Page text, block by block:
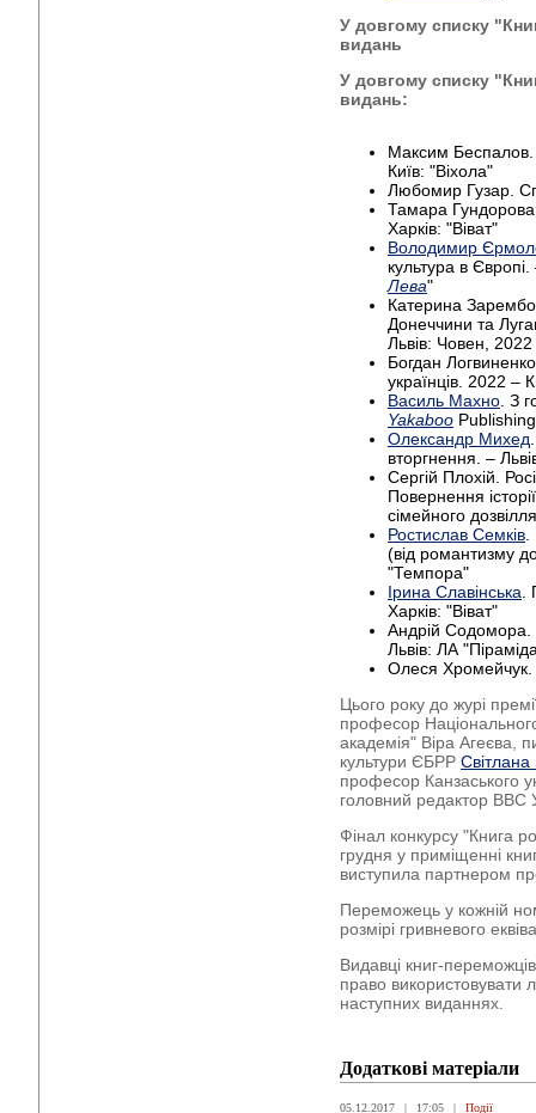
У довгому списку
видань
У довгому списку
видань:
Максим
Київ: "Віхола"
Любомир Гузар.
Тамара
Харків: "Віват"
Володимир
культура в Європі.
Лева"
Катерина Зарембо.
Донеччини та
Львів: Човен, 2022
Богдан
українців. 2022 –
Василь Махно . З
Yakaboo Publishing
Олександр Михед
вторгнення. –
Сергій Плохій.
Повернення
сімейного
Ростислав Семків
(від романтизму
"Темпора"
Ірина Славінська
Харків: "Віват"
Андрій
Львів: ЛА
Олеся Хромейчук.
Цього року до журі
професор
академія" Віра Агеєва,
культури ЄБРР Світлана
професор Канзаського
головний редактор
Фінал конкурсу "Книга
грудня у приміщенні
виступила партнером
Переможець у кожній
розмірі гривневого
Видавці книг-
право використовувати
наступних виданнях.
Додаткові матеріали
05.12.2017 | 17:05 | Події